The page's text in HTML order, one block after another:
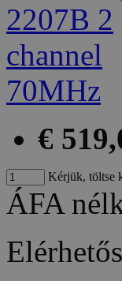
€
Kérjük, töltse
ÁFA